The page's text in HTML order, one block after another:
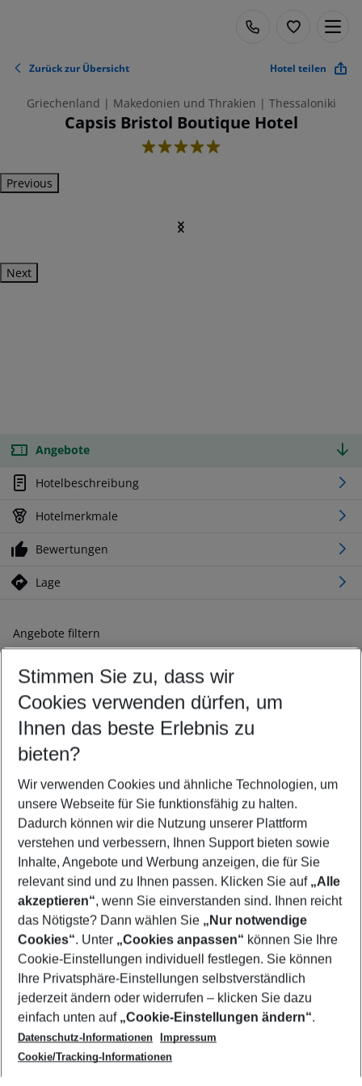
Zurück zur Übersicht Hotel teilen
Griechenland | Makedonien und Thrakien | Thessaloniki
Capsis Bristol Boutique Hotel
5
Previous
Next
Angebote
Hotelbeschreibung
Hotelmerkmale
Bewertungen
Lage
Angebote filtern
Ändern Sie Ihre Kriterien nach Ihren Wünschen
Abflughafen wählen
Beliebiger Abflughafen
Reisezeitraum wählen
11.08.26– 09.08.27 5-8 Nächte
2 Erwachsene Keine Kinder
Mehr Filter anzeigen
Footer
Footer navigation
Über uns
AGB
Cookie-Einstellungen ändern
Cookie-Richtlinie
Datenschutz
Service & Hilfe
Barrierefreies Reisen
Check-in
Folgen Sie uns
Stimmen Sie zu, dass wir
Cookies verwenden dürfen, um
Ihnen das beste Erlebnis zu
bieten?
Wir verwenden Cookies und ähnliche Technologien, um
unsere Webseite für Sie funktionsfähig zu halten.
Dadurch können wir die Nutzung unserer Plattform
verstehen und verbessern, Ihnen Support bieten sowie
Inhalte, Angebote und Werbung anzeigen, die für Sie
relevant sind und zu Ihnen passen. Klicken Sie auf „Alle
akzeptieren“, wenn Sie einverstanden sind. Ihnen reicht
das Nötigste? Dann wählen Sie „Nur notwendige
Cookies“. Unter „Cookies anpassen“ können Sie Ihre
Cookie-Einstellungen individuell festlegen. Sie können
Ihre Privatsphäre-Einstellungen selbstverständlich
jederzeit ändern oder widerrufen – klicken Sie dazu
einfach unten auf „Cookie-Einstellungen ändern“.
Datenschutz-Informationen
Impressum
Cookie/Tracking-Informationen